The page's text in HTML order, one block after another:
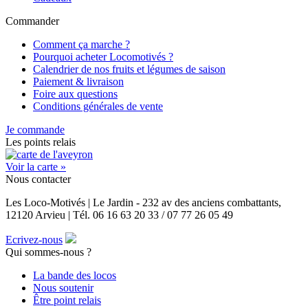
Commander
Comment ça marche ?
Pourquoi acheter Locomotivés ?
Calendrier de nos fruits et légumes de saison
Paiement & livraison
Foire aux questions
Conditions générales de vente
Je commande
Les points relais
Voir la carte »
Nous contacter
Les Loco-Motivés | Le Jardin - 232 av des anciens combattants,
12120 Arvieu | Tél. 06 16 63 20 33 / 07 77 26 05 49
Ecrivez-nous
Qui sommes-nous ?
La bande des locos
Nous soutenir
Être point relais